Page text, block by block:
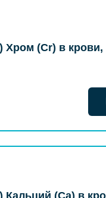
Хром (Cr) в
Кальций (Ca) в